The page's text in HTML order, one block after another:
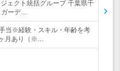
ェクト統括グループ 千葉県千
ーデ…
当※経験・スキル・年齢を考
月あり（※…